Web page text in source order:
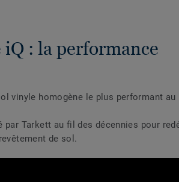
iQ : la performance
vinyle homogène le plus performant au
par Tarkett au fil des décennies pour
de sol.